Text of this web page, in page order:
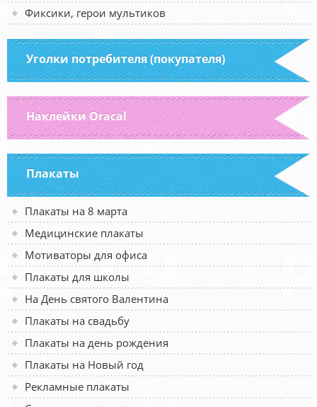
Фиксики, герои мультиков
Уголки потребителя (покупателя)
Наклейки Oracal
Плакаты
Плакаты на 8 марта
Медицинские плакаты
Мотиваторы для офиса
Плакаты для школы
На День святого Валентина
Плакаты на свадьбу
Плакаты на день рождения
Плакаты на Новый год
Рекламные плакаты